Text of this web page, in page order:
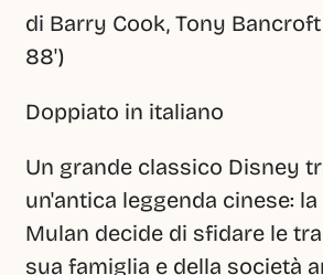
di Barry Cook, Tony Bancroft
88')
Doppiato in italiano
Un grande classico Disney
un'antica leggenda cinese:
Mulan decide di sfidare le
sua famiglia e della società